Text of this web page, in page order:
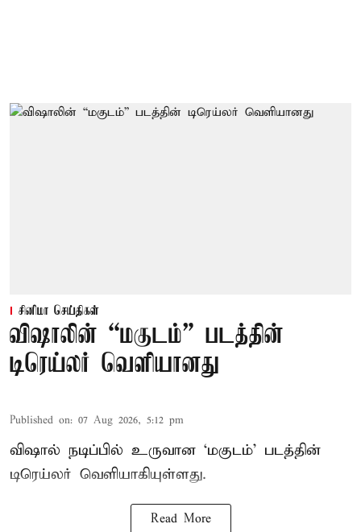
சினிமா செய்திகள்
விஷாலின் “மகுடம்” படத்தின்
டிரெய்லர் வெளியானது
Published on: 07 Aug 2026, 5:12 pm
விஷால் நடிப்பில் உருவான ‘மகுடம்’ படத்தின்
டிரெய்லர் வெளியாகியுள்ளது.
Read More